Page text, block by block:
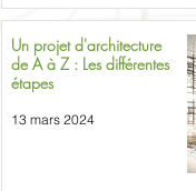
Un projet d'architecture
de A à Z : Les différentes
étapes
13 mars 2024